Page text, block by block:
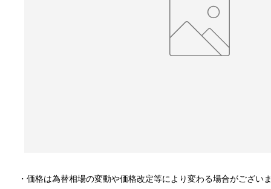
・価格は為替相場の変動や価格改定等により変わる場合がござい